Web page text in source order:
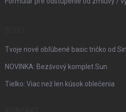
Tvoje nové obľúbené basic tričko od
NOVINKA: Bezšvový komplet Sun
Tielko: Viac než len kúsok oblečenia